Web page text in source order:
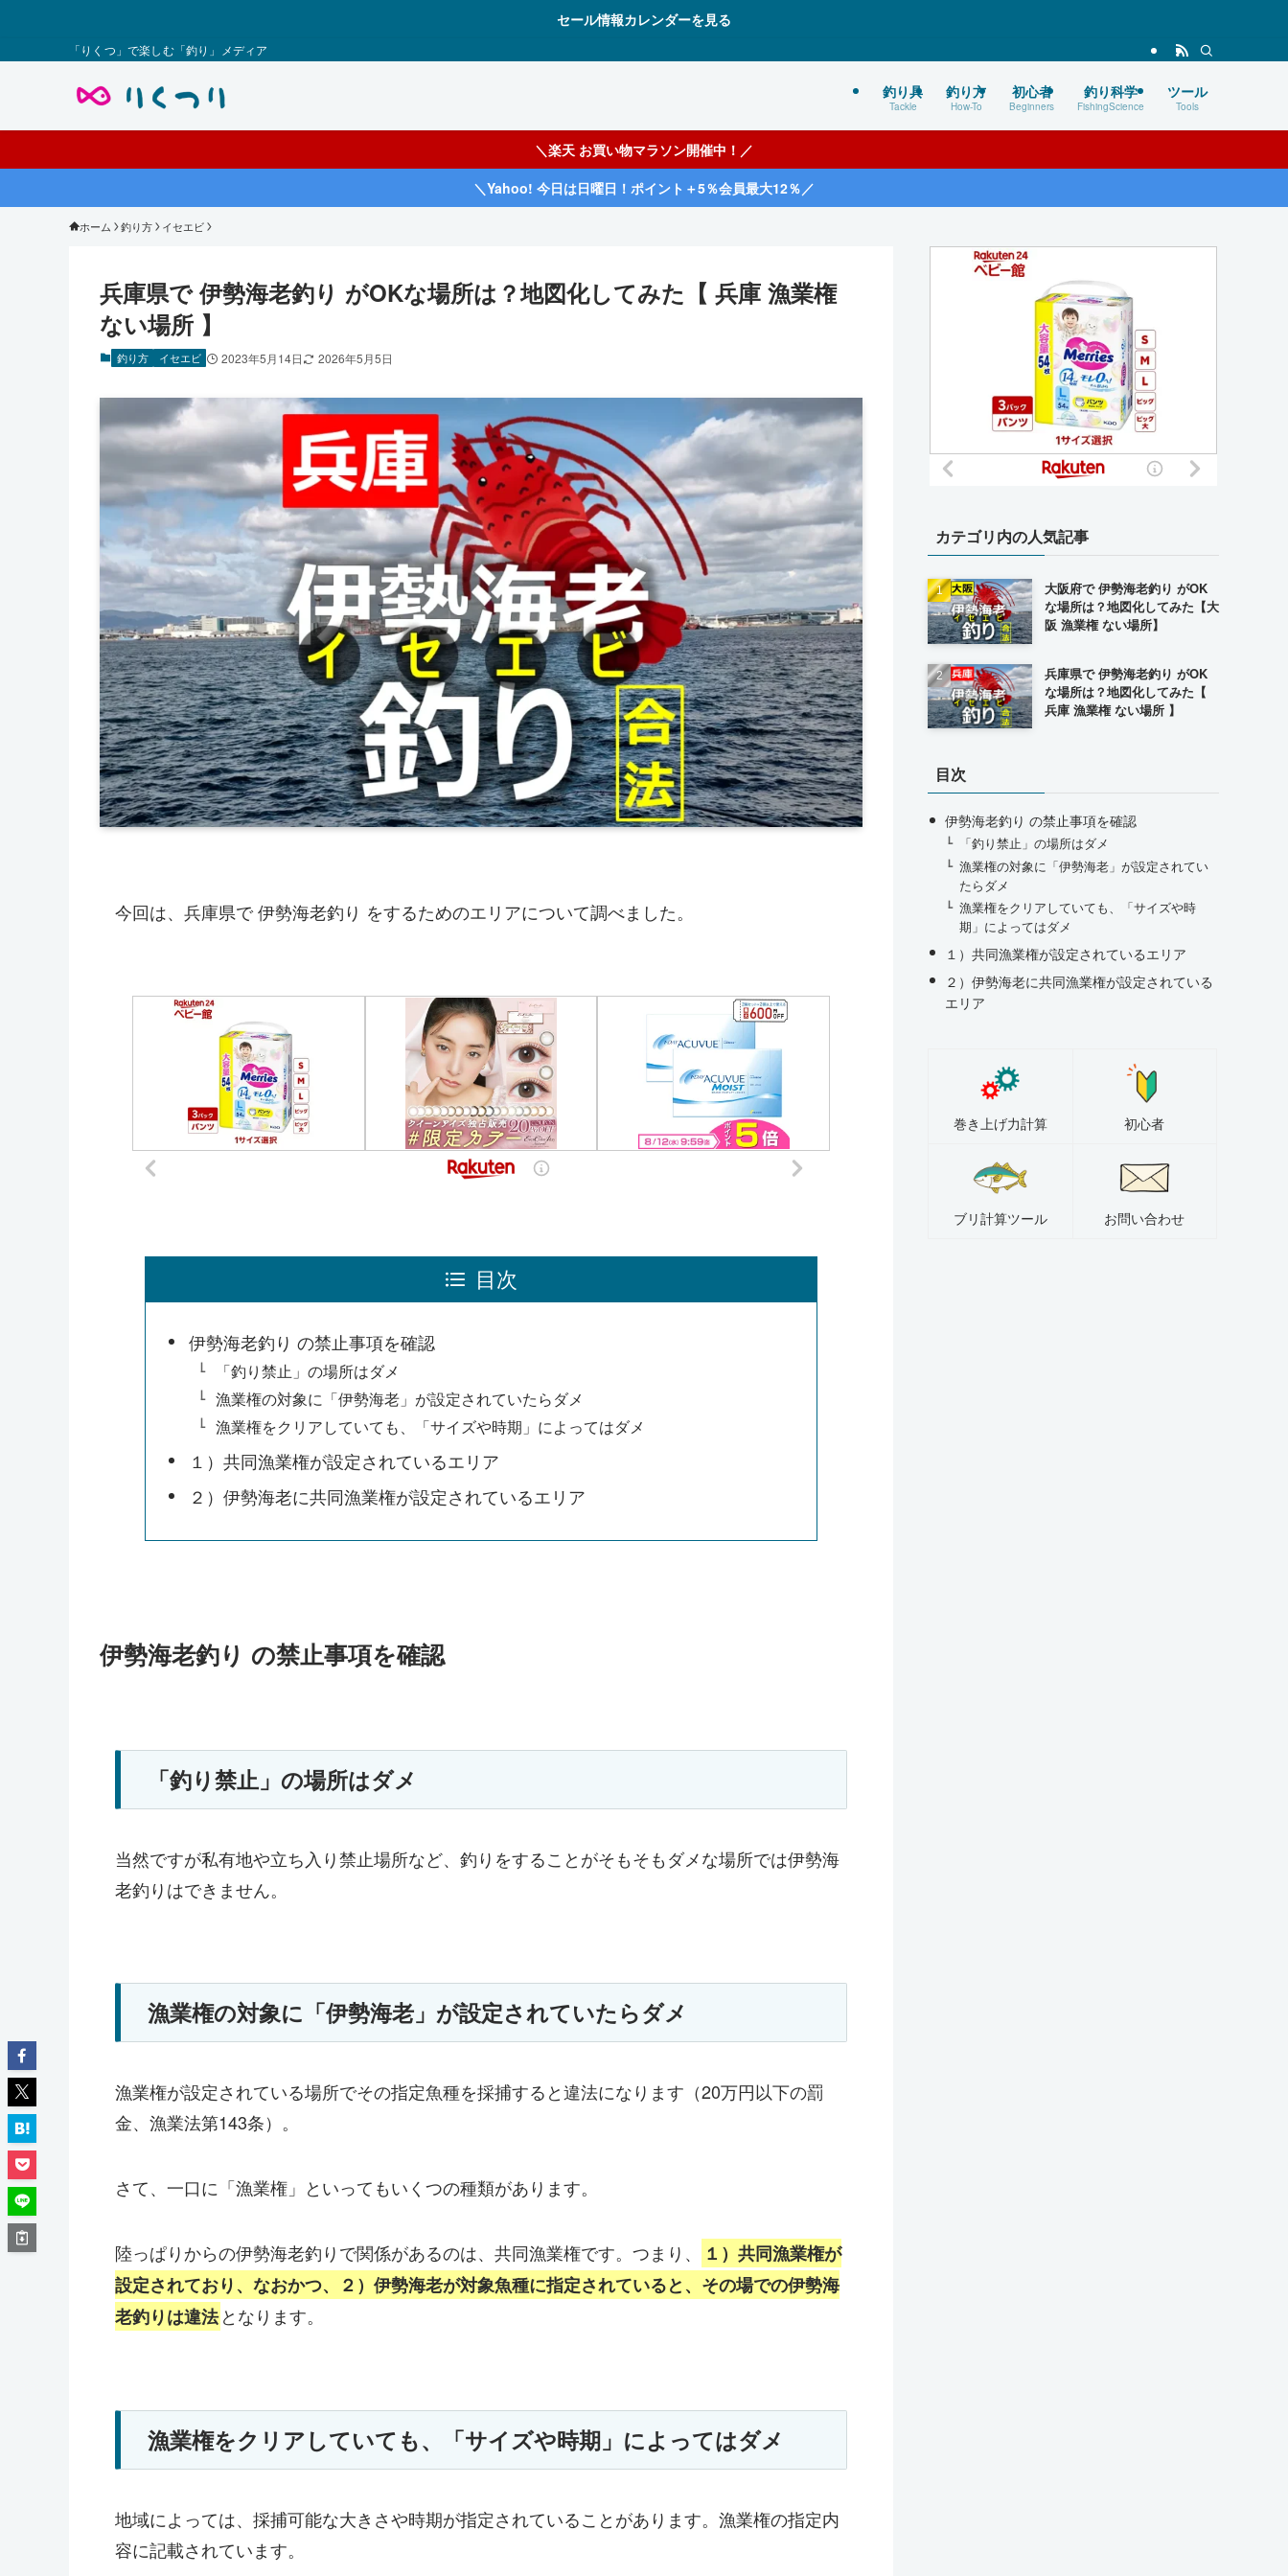
セール情報カレンダーを見る
「りくつ」で楽しむ「釣り」メディア
釣り具
Tackle
釣り方
How-To
初心者
Beginners
釣り科学
FishingScience
ツール
Tools
＼楽天 お買い物マラソン開催中！／
＼Yahoo! 今日は日曜日！ポイント＋5％会員最大12％／
ホーム 釣り方 イセエビ
兵庫県で 伊勢海老釣り がOKな場所は？地図化してみた【 兵庫 漁業権
ない場所 】
釣り方 イセエビ 2023年5月14日 2026年5月5日
今回は、兵庫県で 伊勢海老釣り をするためのエリアについて調べました。
目次
伊勢海老釣り の禁止事項を確認
「釣り禁止」の場所はダメ
漁業権の対象に「伊勢海老」が設定されていたらダメ
漁業権をクリアしていても、「サイズや時期」によってはダメ
１）共同漁業権が設定されているエリア
２）伊勢海老に共同漁業権が設定されているエリア
伊勢海老釣り の禁止事項を確認
「釣り禁止」の場所はダメ
当然ですが私有地や立ち入り禁止場所など、釣りをすることがそもそもダメな場所では伊勢海
老釣りはできません。
漁業権の対象に「伊勢海老」が設定されていたらダメ
漁業権が設定されている場所でその指定魚種を採捕すると違法になります（20万円以下の罰
金、漁業法第143条）。
さて、一口に「漁業権」といってもいくつの種類があります。
陸っぱりからの伊勢海老釣りで関係があるのは、共同漁業権です。つまり、
１）共同漁業権が
設定されており、なおかつ、２）伊勢海老が対象魚種に指定されていると、その場での伊勢海
老釣りは違法となります。
漁業権をクリアしていても、「サイズや時期」によってはダメ
地域によっては、採捕可能な大きさや時期が指定されていることがあります。漁業権の指定内
容に記載されています。
カテゴリ内の人気記事
大阪府で 伊勢海老釣り がOK
な場所は？地図化してみた【大
阪 漁業権 ない場所】
兵庫県で 伊勢海老釣り がOK
な場所は？地図化してみた【
兵庫 漁業権 ない場所 】
目次
伊勢海老釣り の禁止事項を確認
「釣り禁止」の場所はダメ
漁業権の対象に「伊勢海老」が設定されてい
たらダメ
漁業権をクリアしていても、「サイズや時
期」によってはダメ
１）共同漁業権が設定されているエリア
２）伊勢海老に共同漁業権が設定されている
エリア
巻き上げ力計算 初心者
ブリ計算ツール お問い合わせ